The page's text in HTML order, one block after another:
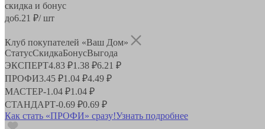
скидка и бонус
до6.21 ₽/ шт
Клуб покупателей «Ваш Дом»
СтатусСкидкаБонусВыгода
ЭКСПЕРТ4.83 ₽1.38 ₽6.21 ₽
ПРОФИ3.45 ₽1.04 ₽4.49 ₽
МАСТЕР-1.04 ₽1.04 ₽
СТАНДАРТ-0.69 ₽0.69 ₽
Как стать «ПРОФИ» сразу!Узнать подробнее